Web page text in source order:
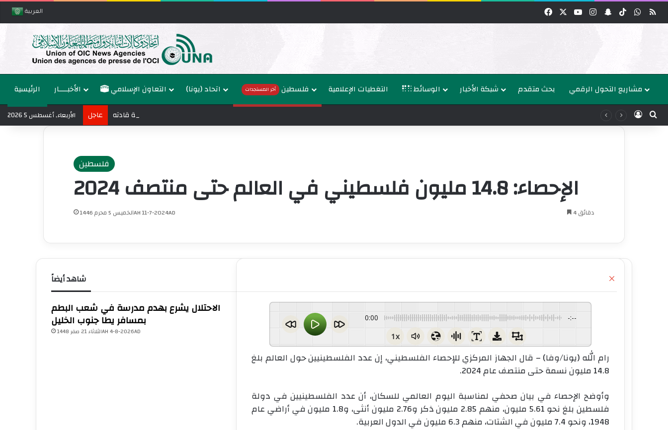
العربية فيسبوك ‫YouTubeانستقرام
سناب تشات
‫TikTok واتساب
الرئيسية الأخبــــار التعاون الإسلامي اتحاد (يونا) فلسطين أخر المستجدات التغطيات الإعلامية الوسائط شبكة الأخبار بحث متقدم مشاريع التحول الرقمي
الأربعاء, أغسطس 5 2026 عاجل البرلمان العربي يدين تصعيد الاحتلال في غزة والضفة ويطالب بتحرك دولي عاجل لمحاسبة قادته
فلسطين
الإحصاء: 14.8 مليون فلسطيني في العالم حتى منتصف 2024
الخميس 5 محرم 1446AH 11-7-2024AD 4 دقائق
0:00 -:--
1x
رام الله (يونا/وفا) – قال الجهاز المركزي للإحصاء الفلسطيني، إن عدد الفلسطينيين حول العالم بلغ
14.8 مليون نسمة حتى منتصف عام 2024.
وأوضح الإحصاء في بيان صحفي لمناسبة اليوم العالمي للسكان، أن عدد الفلسطينيين في دولة
فلسطين بلغ نحو 5.61 مليون، منهم 2.85 مليون ذكر و2.76 مليون أنثى، و1.8 مليون في أراضي عام
1948، ونحو 7.4 مليون في الشتات، منهم 6.3 مليون في الدول العربية.
شاهد أيضاً
غ
الاحتلال يشرع بهدم مدرسة في شعب البطم
بمسافر يطا جنوب الخليل
الثلاثاء 21 صفر 1448AH 4-8-2026AD